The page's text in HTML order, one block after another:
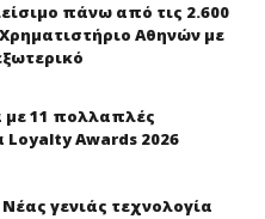
πάνω από τις 2.600
Αθηνών με
με 11 πολλαπλές
Loyalty Awards 2026
Νέας γενιάς τεχνολογία